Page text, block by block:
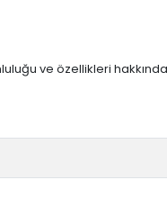
ve özellikleri